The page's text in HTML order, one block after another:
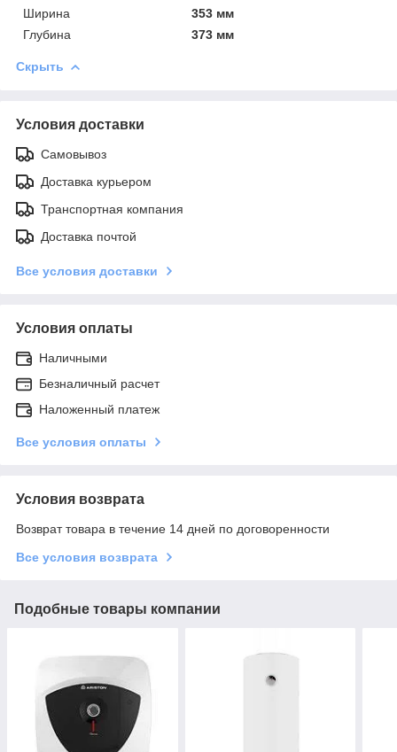
Ширина
353 мм
Глубина
373 мм
Скрыть
Условия доставки
Самовывоз
Доставка курьером
Транспортная компания
Доставка почтой
Все условия доставки
Условия оплаты
Наличными
Безналичный расчет
Наложенный платеж
Все условия оплаты
Условия возврата
Возврат товара в течение 14 дней по договоренности
Все условия возврата
Подобные товары компании